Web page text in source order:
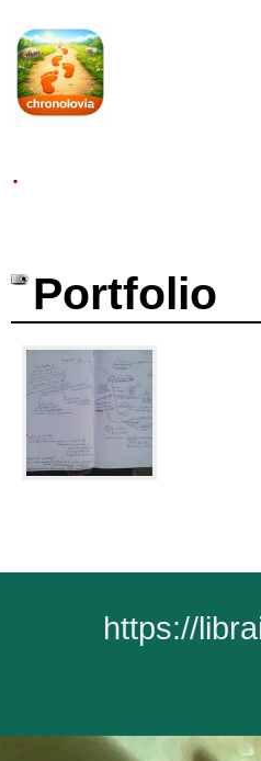
.
Portfolio
https://